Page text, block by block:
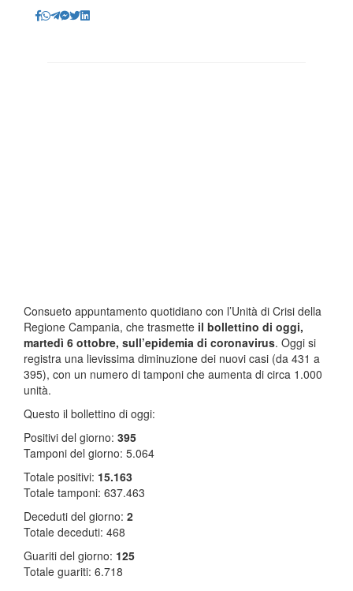
Consueto appuntamento quotidiano con l’Unità di Crisi della
Regione Campania, che trasmette il bollettino di oggi,
martedì 6 ottobre, sull’epidemia di coronavirus. Oggi si
registra una lievissima diminuzione dei nuovi casi (da 431 a
395), con un numero di tamponi che aumenta di circa 1.000
unità.
Questo il bollettino di oggi:
Positivi del giorno: 395
Tamponi del giorno: 5.064
Totale positivi: 15.163
Totale tamponi: 637.463
​Deceduti del giorno: 2
Totale deceduti: 468
Guariti del giorno: 125
Totale guariti: 6.718